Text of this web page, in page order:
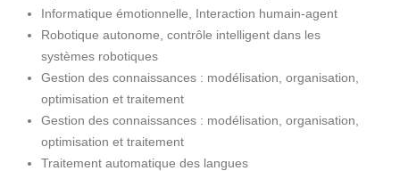
Informatique émotionnelle, Interaction humain-agent
Robotique autonome, contrôle intelligent dans les
systèmes robotiques
Gestion des connaissances : modélisation, organisation,
optimisation et traitement
Gestion des connaissances : modélisation, organisation,
optimisation et traitement
Traitement automatique des langues